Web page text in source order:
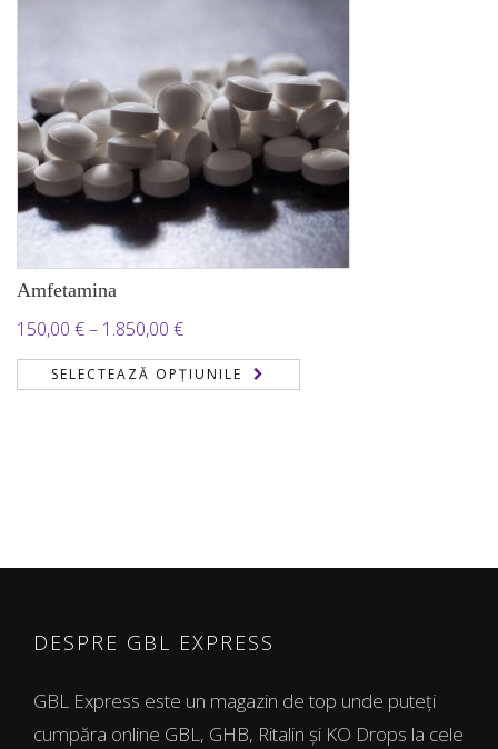
Amfetamina
150,00 €– 1.850,00 €Interval
de
prețuri:
SELECTEAZĂ OPȚIUNILE
DESPRE GBL EXPRESS
GBL Express este un magazin de top unde puteți
cumpăra online GBL, GHB, Ritalin și KO Drops la cele